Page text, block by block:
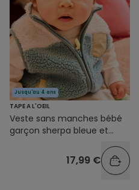
Jusqu'au 4 ans
TAPE A L'OEIL
Veste sans manches bébé
garçon sherpa bleue et
17,99 €